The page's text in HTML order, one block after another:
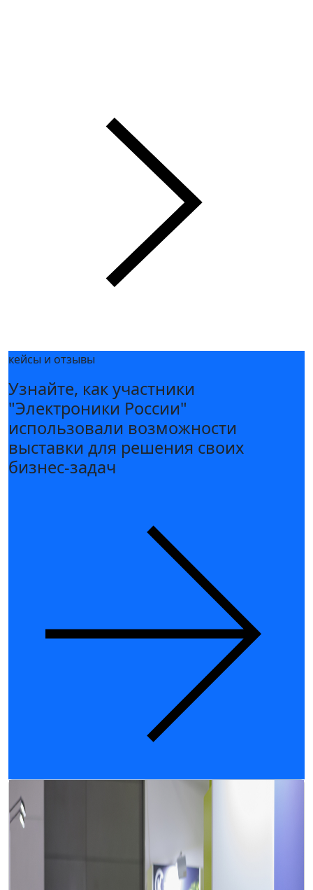
кейсы и отзывы
Узнайте, как участники
"Электроники России"
использовали возможности
выставки для решения своих
бизнес-задач